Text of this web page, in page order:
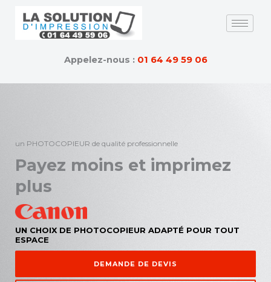
Appelez-nous : 01 64 49 59 06
un PHOTOCOPIEUR de qualité professionnelle
Payez moins et imprimez
plus
UN CHOIX DE PHOTOCOPIEUR ADAPTÉ POUR TOUT
ESPACE
DEMANDE DE DEVIS